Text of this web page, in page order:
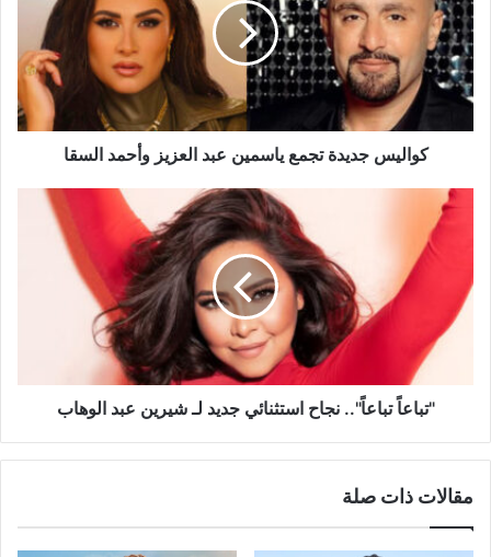
ياسمين
عبد
العزيز
وأحمد
السقا
كواليس جديدة تجمع ياسمين عبد العزيز وأحمد السقا
"تباعاً
تباعاً"..
جديد
شيرين
الوهاب
"تباعاً تباعاً".. نجاح استثنائي جديد لـ شيرين عبد الوهاب
مقالات ذات صلة